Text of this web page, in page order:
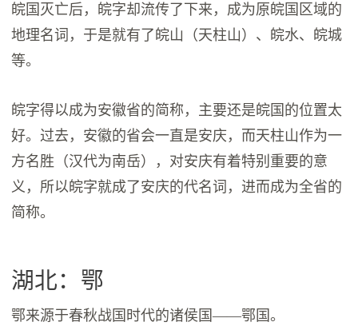
皖国灭亡后，皖字却流传了下来，成为原皖国区域的
地理名词，于是就有了皖山（天柱山）、皖水、皖城
等。
皖字得以成为安徽省的简称，主要还是皖国的位置太
好。过去，安徽的省会一直是安庆，而天柱山作为一
方名胜（汉代为南岳），对安庆有着特别重要的意
义，所以皖字就成了安庆的代名词，进而成为全省的
简称。
湖北：鄂
鄂来源于春秋战国时代的诸侯国——鄂国。